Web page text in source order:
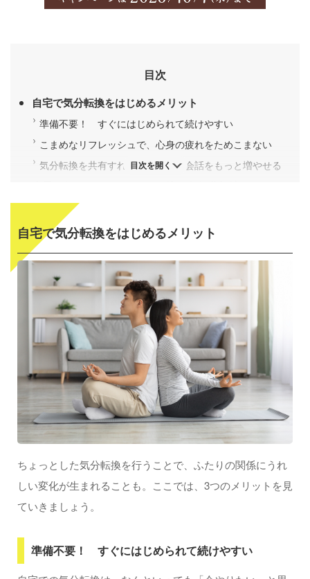
目次
自宅で気分転換をはじめるメリット
準備不要！ すぐにはじめられて続けやすい
こまめなリフレッシュで、心身の疲れをためこまない
気分転換を共有すれば、ふたりの会話をもっと増やせる
ア5選
朝の光で体内時計を整える
ヨガ・ストレッチで心と体をリラックス
部屋の片づけで気分スッキリ
食べる場所を変えて、非日常感を味わう
気分転換でお互いの距離をもっと縮めよう
目次を開く
自宅で気分転換をはじめるメリット
ちょっとした気分転換を行うことで、ふたりの関係にうれ
しい変化が生まれることも。ここでは、3つのメリットを見
ていきましょう。
準備不要！ すぐにはじめられて続けやすい